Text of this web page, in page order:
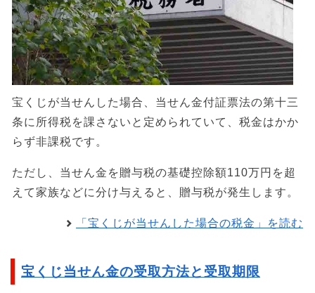
宝くじが当せんした場合、当せん金付証票法の第十三
条に所得税を課さないと定められていて、税金はかか
らず非課税です。
ただし、当せん金を贈与税の基礎控除額110万円を超
えて家族などに分け与えると、贈与税が発生します。
「宝くじが当せんした場合の税金」を読む
宝くじ当せん金の受取方法と受取期限